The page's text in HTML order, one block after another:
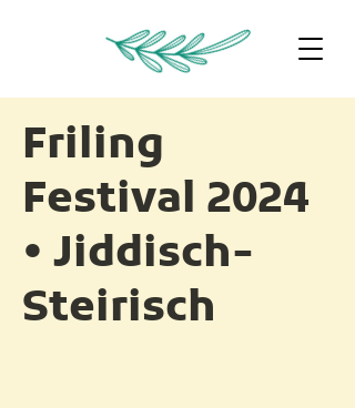
Friling
Festival 2024
• Jiddisch-
Steirisch